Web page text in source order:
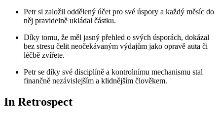
Petr si založil oddělený účet pro své úspory a každý měsíc do
něj pravidelně ukládal částku.
Díky tomu, že měl jasný přehled o svých úsporách, dokázal
bez stresu čelit neočekávaným výdajům jako opravě auta či
léčbě zvířete.
Petr se díky své disciplíně a kontrolnímu mechanismu stal
finančně nezávislejším a klidnějším člověkem.
In Retrospect